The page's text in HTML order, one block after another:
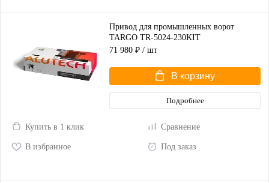
Привод для промышленных ворот
TARGO TR-5024-230KIT
71 980 ₽ / шт
В корзину
Подробнее
Купить в 1 клик Сравнение
В избранное Под заказ